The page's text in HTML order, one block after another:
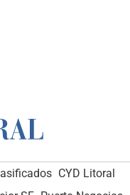
CYD Litoral